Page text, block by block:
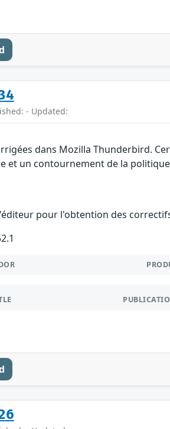
- Updated:
dans Mozilla Thunderbird.
et un contournement de la
pour l'obtention des